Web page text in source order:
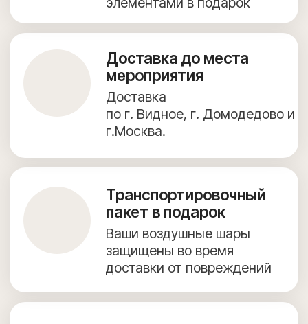
КАТАЛОГ ВОЗДУШНЫХ ШАРОВ
ДОСТАВКА И ОПЛАТА
КОНТАКТЫ
+7 (967) 271-77-21
г. Видное, Олимпийская улица, 6, 9 этаж, помещение 82
Согласие на обработку персональных данных
ОБО МНЕ